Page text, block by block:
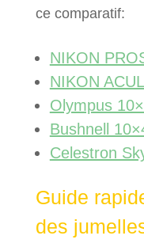
ce comparatif:
NIKON
NIKON
Olympus
Bushnell
Celestron
Guide
des